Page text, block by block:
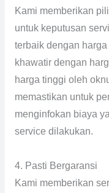
Kami memberikan
untuk keputusan
terbaik dengan
khawatir dengan
harga tinggi oleh
memastikan untuk
menginfokan biaya
service dilakukan.
4. Pasti Bergaransi
Kami memberikan